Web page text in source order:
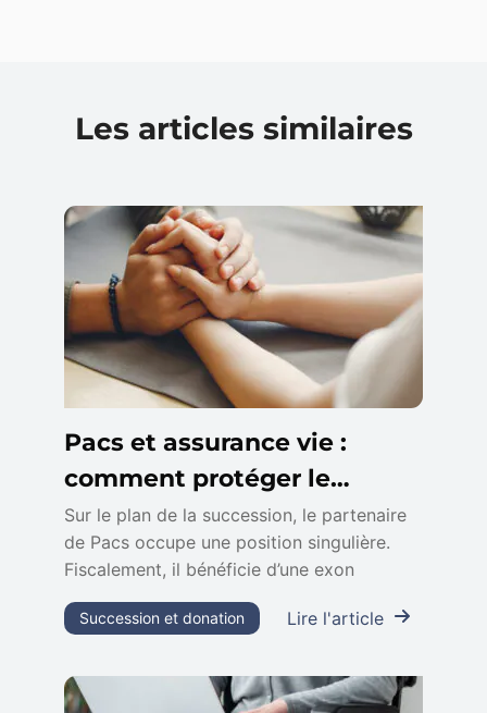
Les articles similaires
Pacs et assurance vie :
comment protéger le
partenaire survivant
Sur le plan de la succession, le partenaire
de Pacs occupe une position singulière.
Fiscalement, il bénéficie d’une exon
Lire l'article
Succession et donation